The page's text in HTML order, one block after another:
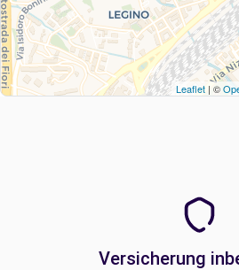
Leaflet | ©
Versicherung